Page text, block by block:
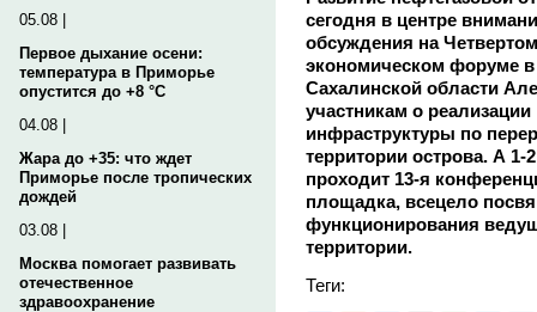
05.08 |
Первое дыхание осени:
температура в Приморье
опустится до +8 °C
04.08 |
Жара до +35: что ждет
Приморье после тропических
дождей
03.08 |
Москва помогает развивать
отечественное
здравоохранение
сегодня в центре
обсуждения на
экономическом форуме в
Сахалинской области
участникам о
инфраструктуры по
территории острова. А
проходит 13-я
площадка, всецело
функционирования
территории.
Теги: